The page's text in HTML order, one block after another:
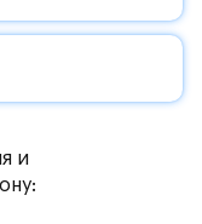
магистраль.
займет 12
автобусе -
11-12 этажей
и